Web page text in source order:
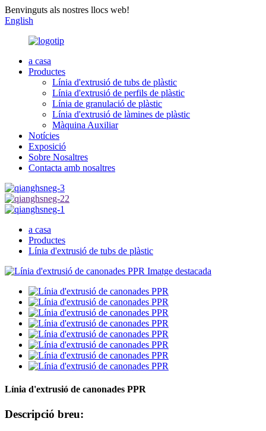
Benvinguts als nostres llocs web!
English
a casa
Productes
Línia d'extrusió de tubs de plàstic
Línia d'extrusió de perfils de plàstic
Línia de granulació de plàstic
Línia d'extrusió de làmines de plàstic
Màquina Auxiliar
Notícies
Exposició
Sobre Nosaltres
Contacta amb nosaltres
a casa
Productes
Línia d'extrusió de tubs de plàstic
Línia d'extrusió de canonades PPR
Descripció breu: